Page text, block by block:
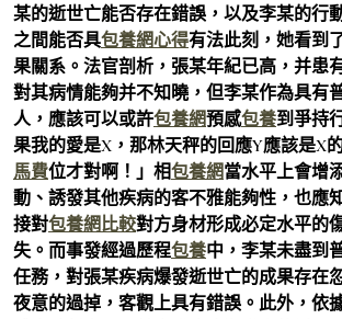
某的逝世亡能否存在錯誤，以及李某的行
之間能否具包養網心得有法此刻，她看到
果關系。法官剖析，張某年紀已高，并患
對其病情能夠并不知曉，但李某作為具有
人，應該可以或許包養網預感包養到爭持
果我的愛是X，那林天秤的回應Y應該是X
馬費位才對啊！」相包養網當水平上會增
動、誘發其他疾病的客不雅能夠性，也應
接對包養網比較對方身材形成必定水平的
失。而事發經過歷程包養中，李某未盡到
任務，對張某疾病爆發逝世亡的成果存在
夜意的過掉，客觀上具有錯誤。此外，依